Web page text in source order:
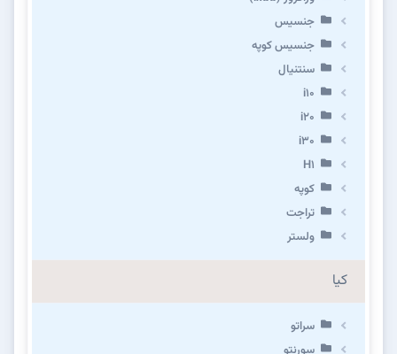
جنسیس
جنسیس کوپه
سنتنیال
i10
i20
i30
H1
کوپه
تراجت
ولستر
کیا
سراتو